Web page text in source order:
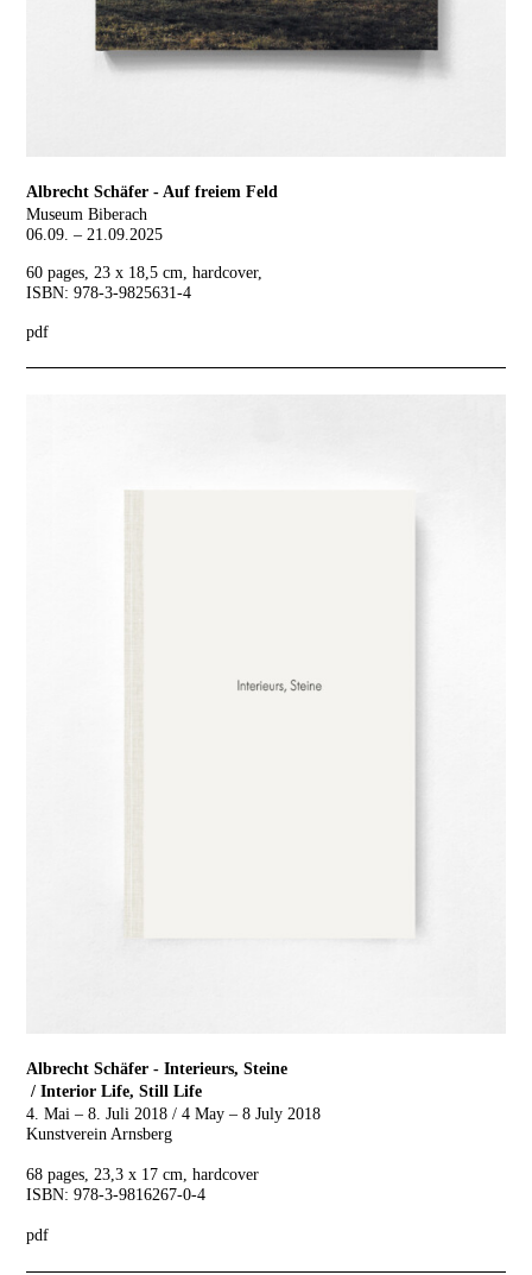
Albrecht Schäfer - Auf freiem Feld
Museum Biberach
06.09. – 21.09.2025
60 pages, 23 x 18,5 cm, hardcover,
ISBN: 978-3-9825631-4
pdf
Albrecht Schäfer - Interieurs, Steine
/ Interior Life, Still Life
4. Mai – 8. Juli 2018 / 4 May – 8 July 2018
Kunstverein Arnsberg
68 pages, 23,3 x 17 cm, hardcover
ISBN: 978-3-9816267-0-4
pdf